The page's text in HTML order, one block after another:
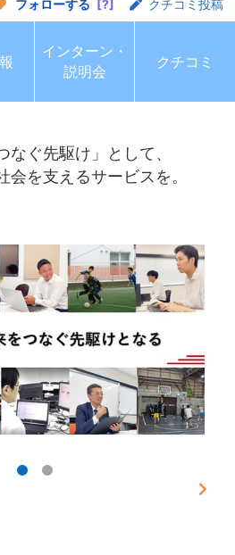
フォローする [?] クチコミ投稿
インターン・
説明会
クチコミ
なぐ先駆け」として、
会を支えるサービスを。